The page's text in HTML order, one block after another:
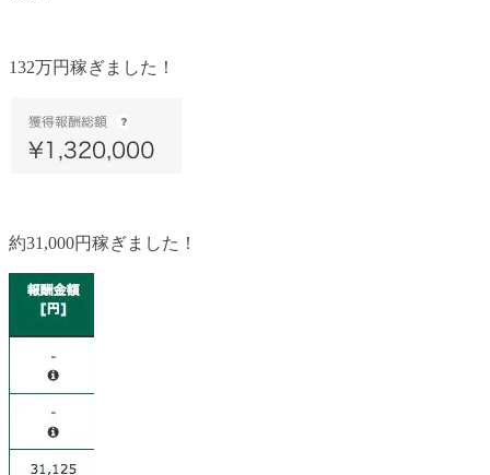
132万円稼ぎました！
約31,000円稼ぎました！